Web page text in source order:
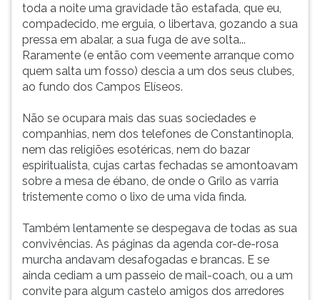
toda a noite uma gravidade tão estafada, que eu,
compadecido, me erguia, o libertava, gozando a sua
pressa em abalar, a sua fuga de ave solta...
Raramente (e então com veemente arranque como
quem salta um fosso) descia a um dos seus clubes,
ao fundo dos Campos Elíseos.
Não se ocupara mais das suas sociedades e
companhias, nem dos telefones de Constantinopla,
nem das religiões esotéricas, nem do bazar
espiritualista, cujas cartas fechadas se amontoavam
sobre a mesa de ébano, de onde o Grilo as varria
tristemente como o lixo de uma vida finda.
Também lentamente se despegava de todas as sua
convivências. As páginas da agenda cor-de-rosa
murcha andavam desafogadas e brancas. E se
ainda cediam a um passeio de mail-coach, ou a um
convite para algum castelo amigos dos arredores